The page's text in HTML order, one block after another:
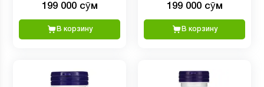
199 000 сӯм
В корзину
199 000 сӯм
В корзину